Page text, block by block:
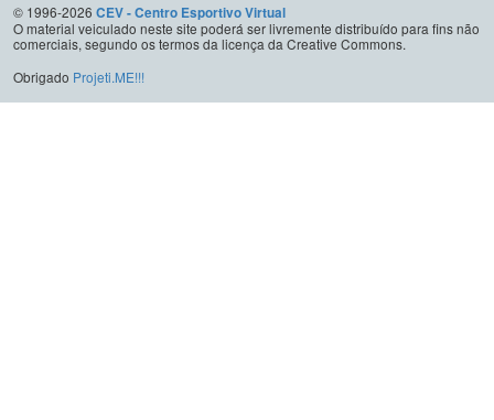
© 1996-2026 CEV - Centro Esportivo Virtual
O material veiculado neste site poderá ser livremente distribuído para fins não
comerciais, segundo os termos da licença da Creative Commons.
Obrigado Projeti.ME!!!